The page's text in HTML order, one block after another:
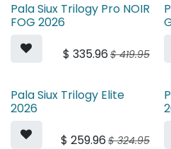
Pala Siux Trilogy Pro NOIR
FOG 2026
$ 335.96 $419.95
Pala Siux Trilogy Elite
2026
$ 259.96 $324.95